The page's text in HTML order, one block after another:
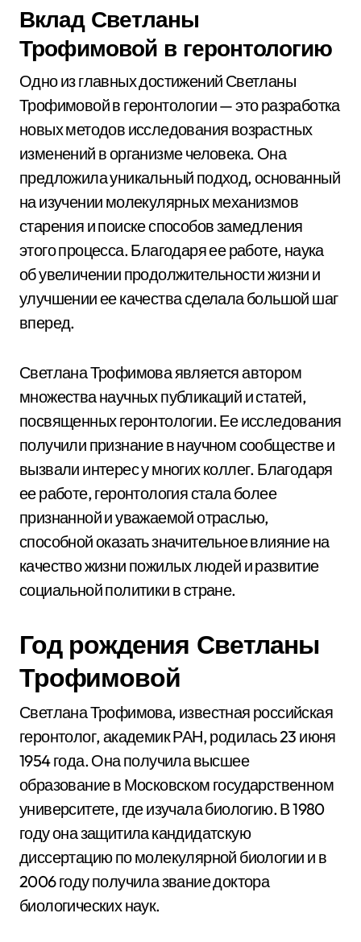
Вклад Светланы
Трофимовой в геронтологию
Одно из главных достижений Светланы
Трофимовой в геронтологии — это разработка
новых методов исследования возрастных
изменений в организме человека. Она
предложила уникальный подход, основанный
на изучении молекулярных механизмов
старения и поиске способов замедления
этого процесса. Благодаря ее работе, наука
об увеличении продолжительности жизни и
улучшении ее качества сделала большой шаг
вперед.
Светлана Трофимова является автором
множества научных публикаций и статей,
посвященных геронтологии. Ее исследования
получили признание в научном сообществе и
вызвали интерес у многих коллег. Благодаря
ее работе, геронтология стала более
признанной и уважаемой отраслью,
способной оказать значительное влияние на
качество жизни пожилых людей и развитие
социальной политики в стране.
Год рождения Светланы
Трофимовой
Светлана Трофимова, известная российская
геронтолог, академик РАН, родилась 23 июня
1954 года. Она получила высшее
образование в Московском государственном
университете, где изучала биологию. В 1980
году она защитила кандидатскую
диссертацию по молекулярной биологии и в
2006 году получила звание доктора
биологических наук.